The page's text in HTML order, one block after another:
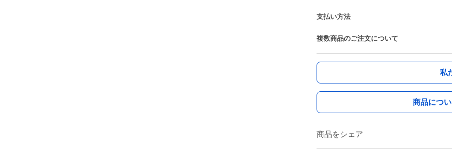
支払い方法
複数商品のご注文について
私
商品につ
商品をシェア